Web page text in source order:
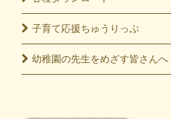
子育て応援ちゅうりっぷ
幼稚園の先生をめざす皆さんへ